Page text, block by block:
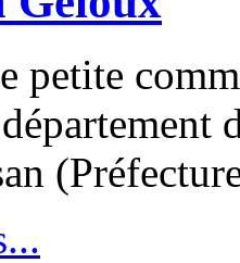
petite